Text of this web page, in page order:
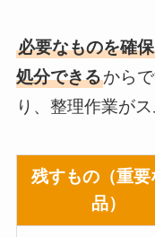
必要なものを確
処分できるから
り、整理作業が
残すもの（重要
品）